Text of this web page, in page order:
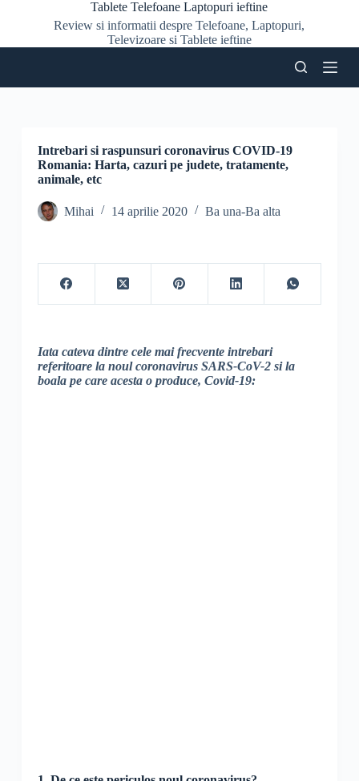
a
Tablete Telefoane Laptopuri ieftine
Review si informatii despre Telefoane, Laptopuri,
Televizoare si Tablete ieftine
Intrebari si raspunsuri coronavirus COVID-19
Romania: Harta, cazuri pe judete, tratamente,
animale, etc
Mihai 14 aprilie 2020 Ba una-Ba alta
Iata cateva dintre cele mai frecvente intrebari
referitoare la noul coronavirus SARS-CoV-2 si la
boala pe care acesta o produce, Covid-19: